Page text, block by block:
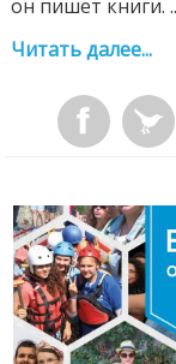
он пишет книги.
Читать далее...